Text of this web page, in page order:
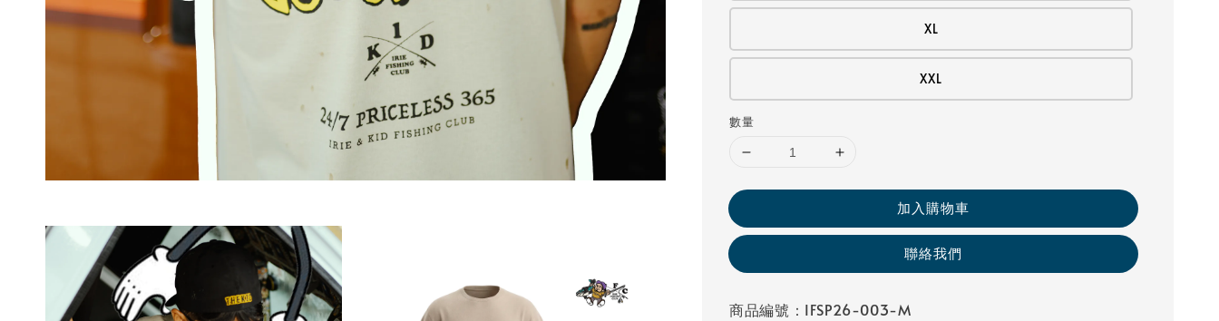
XL
XXL
數量
加入購物車
聯絡我們
商品編號：IFSP26-003-M